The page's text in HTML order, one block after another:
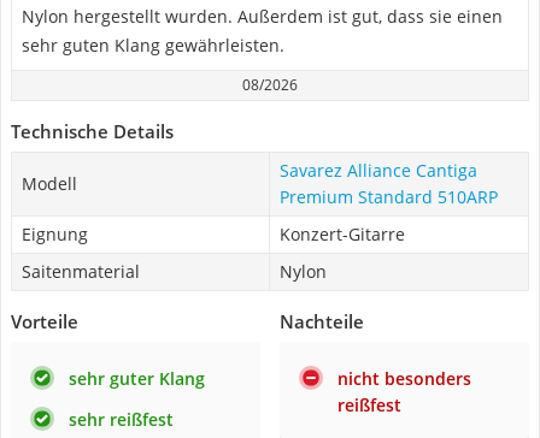
Nylon hergestellt wurden. Außerdem ist gut, dass sie einen
sehr guten Klang gewährleisten.
08/2026
Technische Details
Modell
Savarez Alliance Cantiga
Premium Standard 510ARP
Eignung
Konzert-Gitarre
Saitenmaterial
Nylon
Vorteile
sehr guter Klang
sehr reißfest
Nachteile
nicht besonders
reißfest